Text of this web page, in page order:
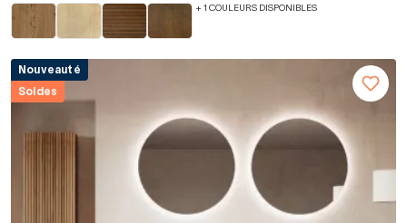
+ 1 COULEURS DISPONIBLES
Nouveauté
Soldes